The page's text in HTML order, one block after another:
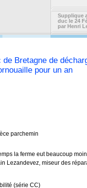
Bretagne de
pour un an
parchemin
la ferme eut beaucoup
Lezandevez, miseur des
(série CC)
Supplique
duc le 24
par Henri
fermier
billot de
décharge à
ferme